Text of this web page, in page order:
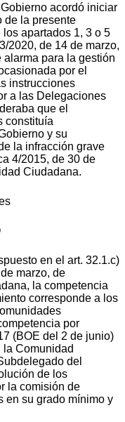
acordó iniciar
de la presente
apartados 1, 3 o 5
2020, de 14 de marzo,
para la gestión
por el
instrucciones
a las Delegaciones
que el
constituía
y su
la infracción grave
4/2015, de 30 de
Ciudadana.
en el art. 32.1.c)
marzo, de
la competencia
corresponde a los
por
(BOE del 2 de junio)
Comunidad
del
de los
la comisión de
en su grado mínimo y